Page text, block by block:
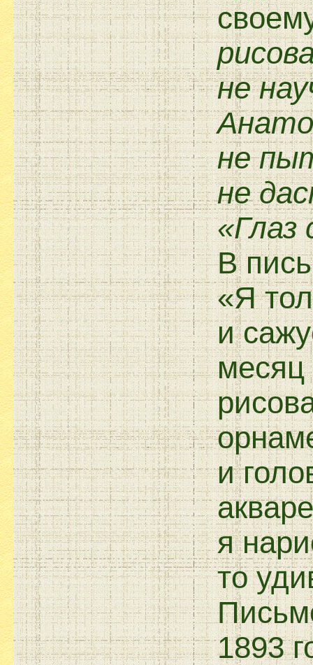
не
не
не
В
«Я
и
месяц
и
я
то
1893